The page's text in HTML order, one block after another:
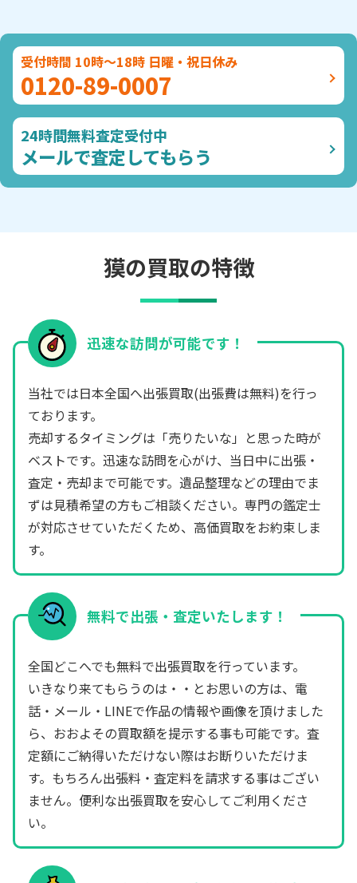
受付時間 10時～18時 日曜・祝日休み
0120-89-0007
24時間無料査定受付中
メールで査定してもらう
獏の買取の特徴
迅速な訪問が可能です！
当社では日本全国へ出張買取(出張費は無料)を行っ
ております。
売却するタイミングは「売りたいな」と思った時が
ベストです。迅速な訪問を心がけ、当日中に出張・
査定・売却まで可能です。遺品整理などの理由でま
ずは見積希望の方もご相談ください。専門の鑑定士
が対応させていただくため、高価買取をお約束しま
す。
無料で出張・査定いたします！
全国どこへでも無料で出張買取を行っています。
いきなり来てもらうのは・・とお思いの方は、電
話・メール・LINEで作品の情報や画像を頂けました
ら、おおよその買取額を提示する事も可能です。査
定額にご納得いただけない際はお断りいただけま
す。もちろん出張料・査定料を請求する事はござい
ません。便利な出張買取を安心してご利用くださ
い。